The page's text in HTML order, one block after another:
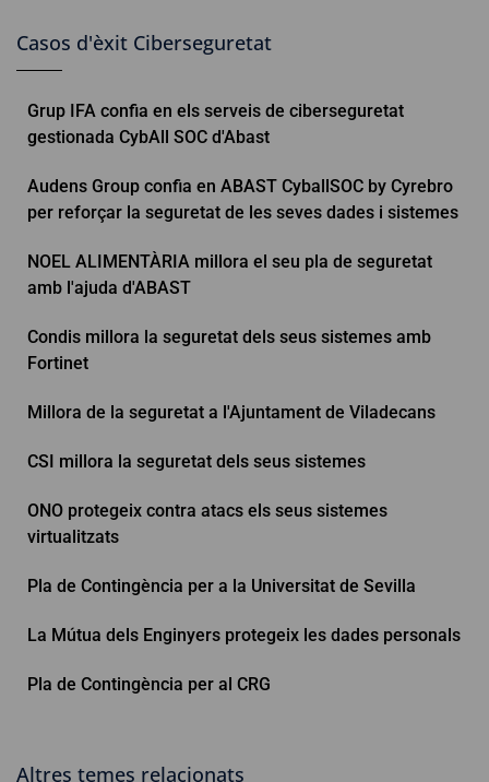
Casos d'èxit Ciberseguretat
Grup IFA confia en els serveis de ciberseguretat
gestionada CybAll SOC d'Abast
Audens Group confia en ABAST CyballSOC by Cyrebro
per reforçar la seguretat de les seves dades i sistemes
NOEL ALIMENTÀRIA millora el seu pla de seguretat
amb l'ajuda d'ABAST
Condis millora la seguretat dels seus sistemes amb
Fortinet
Millora de la seguretat a l'Ajuntament de Viladecans
CSI millora la seguretat dels seus sistemes
ONO protegeix contra atacs els seus sistemes
virtualitzats
Pla de Contingència per a la Universitat de Sevilla
La Mútua dels Enginyers protegeix les dades personals
Pla de Contingència per al CRG
Altres temes relacionats